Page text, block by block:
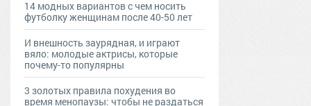
14 модных вариантов с чем носить
футболку женщинам после 40-50 лет
И внешность заурядная, и играют
вяло: молодые актрисы, которые
почему-то популярны
3 золотых правила похудения во
время менопаузы: чтобы не раздаться